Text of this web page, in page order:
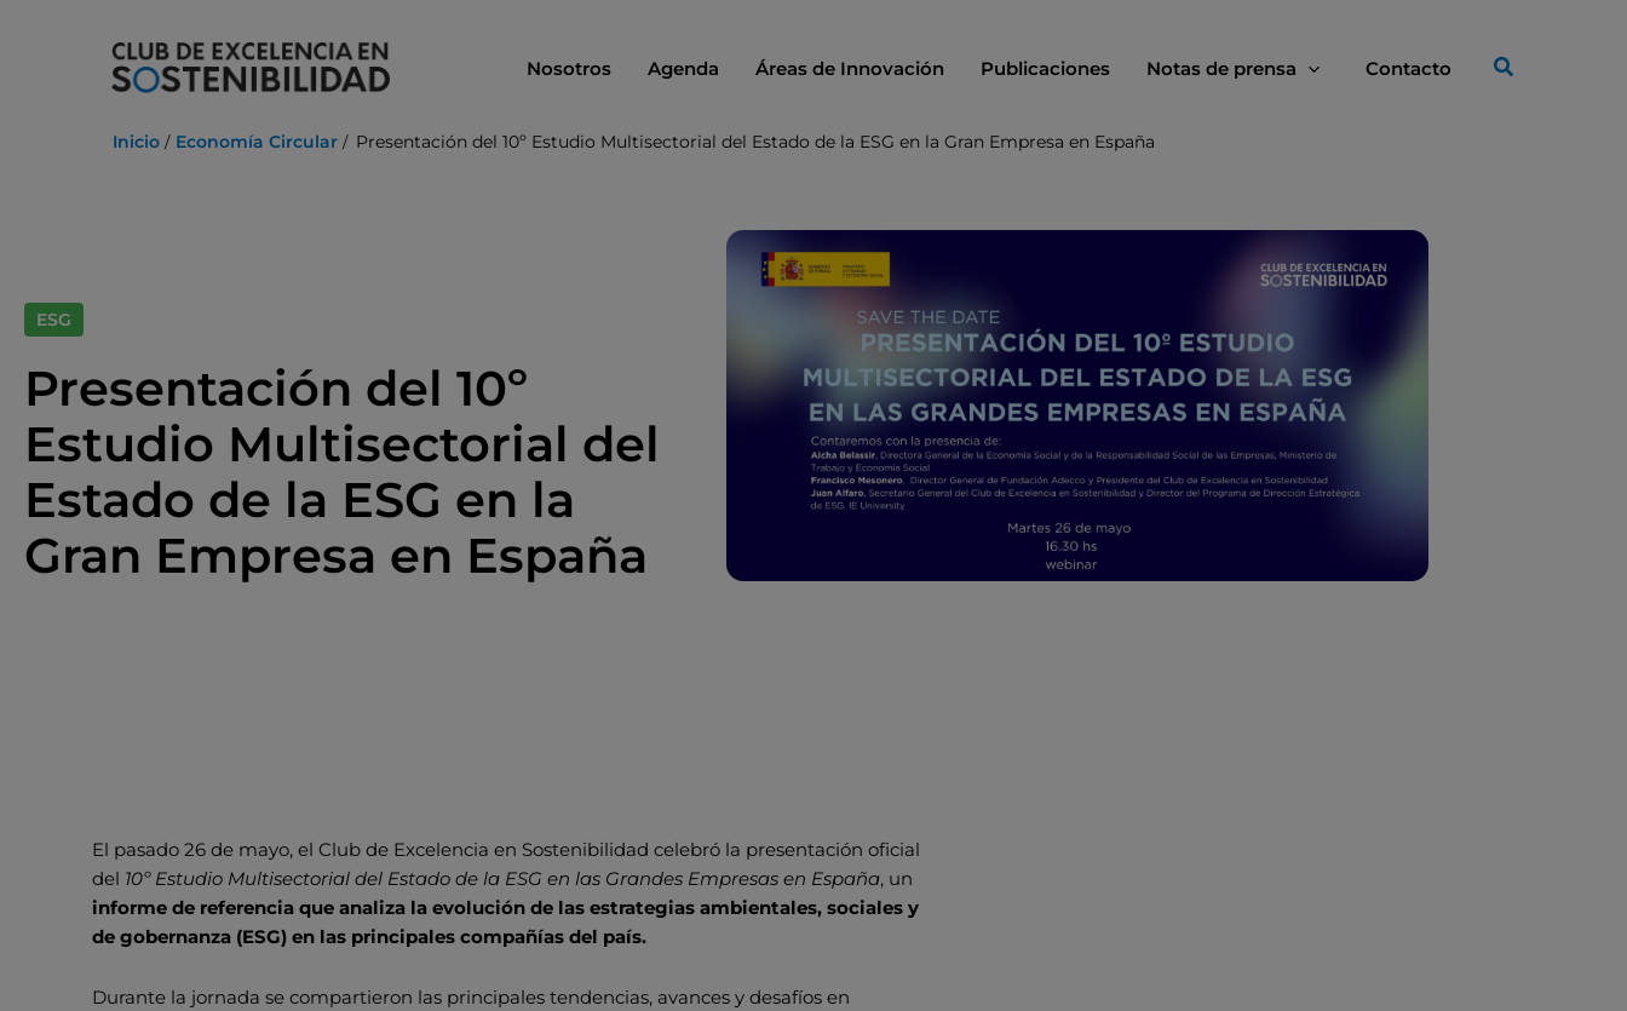
Nosotros Agenda Áreas de Innovación Publicaciones Notas de prensa Contacto
Inicio Economía Circular Presentación del 10º Estudio Multisectorial del Estado de la ESG en la Gran Empresa en España
ESG
Presentación del 10º
Estudio Multisectorial del
Estado de la ESG en la
Gran Empresa en España
El pasado 26 de mayo, el Club de Excelencia en Sostenibilidad celebró la presentación oficial
del 10º Estudio Multisectorial del Estado de la ESG en las Grandes Empresas en España, un
informe de referencia que analiza la evolución de las estrategias ambientales, sociales y
de gobernanza (ESG) en las principales compañías del país.
Durante la jornada se compartieron las principales tendencias, avances y desafíos en